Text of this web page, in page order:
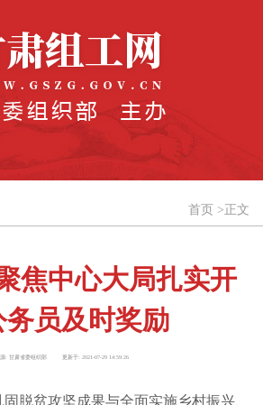
首页 > 正文
焦中心大局扎实开
务员及时奖励
: 甘肃省委组织部 更新于: 2021-07-29 14:59:26
脱贫攻坚成果与全面实施乡村振兴、